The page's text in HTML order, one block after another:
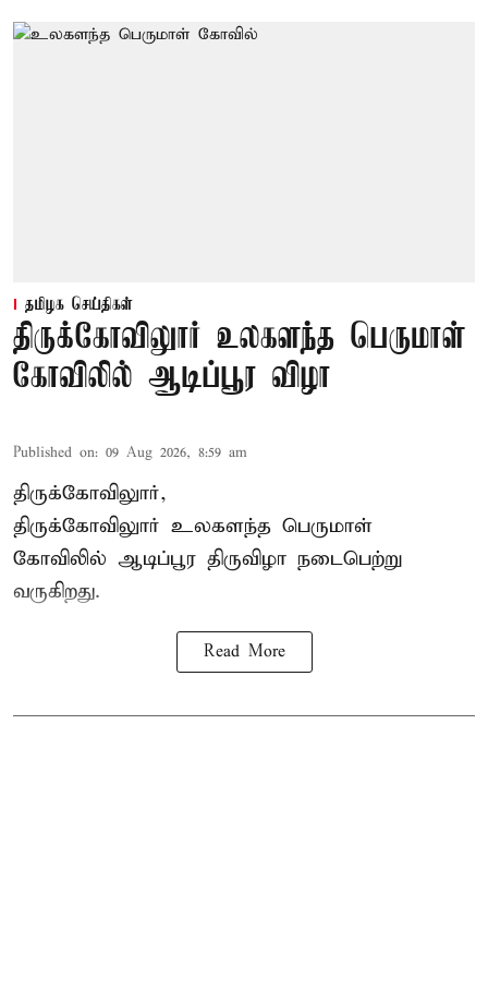
தமிழக செய்திகள்
திருக்கோவிலுார் உலகளந்த பெருமாள்
கோவிலில் ஆடிப்பூர விழா
Published on: 09 Aug 2026, 8:59 am
திருக்கோவிலுார்,
திருக்கோவிலுார் உலகளந்த பெருமாள்
கோவிலில் ஆடிப்பூர திருவிழா நடைபெற்று
வருகிறது.
Read More